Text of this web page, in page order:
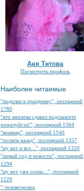
Аня Титова
Посмотреть профиль
Наиболее читаемые
“поделки к празднику”, посещений
1780
“кто анализы сдавал подскажите
пожалуйста!”, посещений 1564
“кошмар”, посещений 1540
“ползем назад”, посещений 1357
“ну вот и все...”, посещений 1320
“новый год и новости”, посещений
1294
“ну вот уже осень...”, посещений
1229
“ человеческое